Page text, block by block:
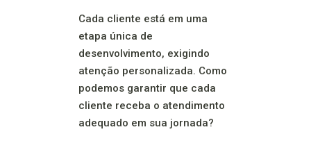
Cada cliente está em uma
etapa única de
desenvolvimento, exigindo
atenção personalizada. Como
podemos garantir que cada
cliente receba o atendimento
adequado em sua jornada?